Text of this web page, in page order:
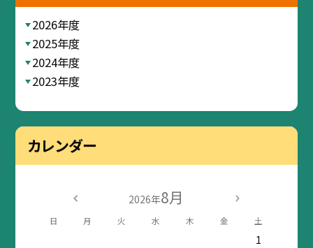
2026年度
2025年度
2024年度
2023年度
カレンダー
2026年8月
日 月 火 水 木 金 土
1